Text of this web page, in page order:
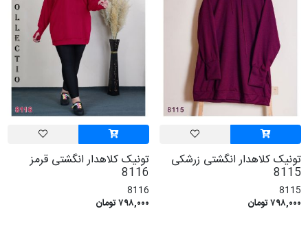
تونیک کلاهدار انگشتی زرشکی
8115
8115
۷۹۸,۰۰۰ تومان
تونیک کلاهدار انگشتی قرمز
8116
8116
۷۹۸,۰۰۰ تومان